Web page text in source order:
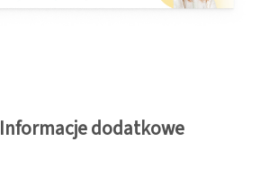
Informacje dodatkowe